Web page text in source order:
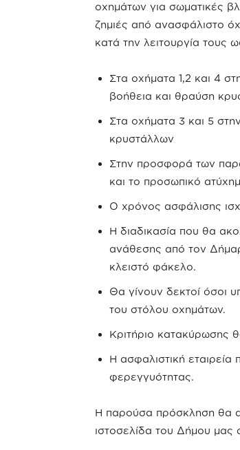
οχημάτων για σωματικές
ζημιές από ανασφάλιστο
κατά την λειτουργία τους
Στα οχήματα 1,2 και 4
βοήθεια και θραύση
Στα οχήματα 3 και 5
κρυστάλλων
Στην προσφορά των
και το προσωπικό
Ο χρόνος ασφάλισης
Η διαδικασία που θα
ανάθεσης από τον
κλειστό φάκελο.
Θα γίνουν δεκτοί όσοι
του στόλου οχημάτων.
Κριτήριο κατακύρωσης
Η ασφαλιστική εταιρεία
φερεγγυότητας.
Η παρούσα πρόσκληση θα
ιστοσελίδα του Δήμου μας